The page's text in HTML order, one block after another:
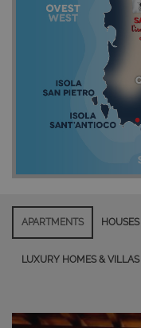
APARTMENTS
LUXURY HOMES & VILLAS